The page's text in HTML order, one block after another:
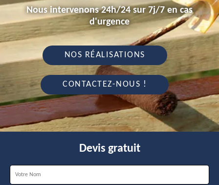
Nous intervenons 24h/24 sur 7j/7 en cas
d'urgence
NOS RÉALISATIONS
CONTACTEZ-NOUS !
Devis gratuit